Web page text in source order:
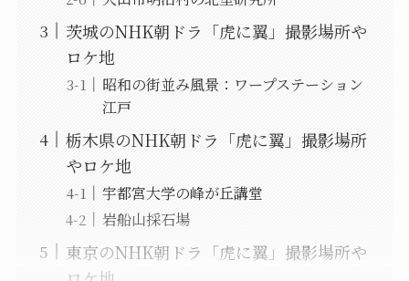
茨城のNHK朝ドラ「虎に翼」撮影場所や
ロケ地
昭和の街並み風景：ワープステーション
江戸
栃木県のNHK朝ドラ「虎に翼」撮影場所
やロケ地
宇都宮大学の峰が丘講堂
岩船山採石場
東京のNHK朝ドラ「虎に翼」撮影場所や